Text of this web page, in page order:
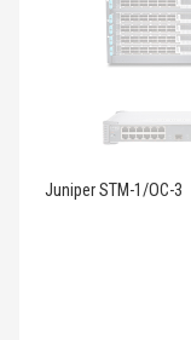
Juniper STM-1/OC-3